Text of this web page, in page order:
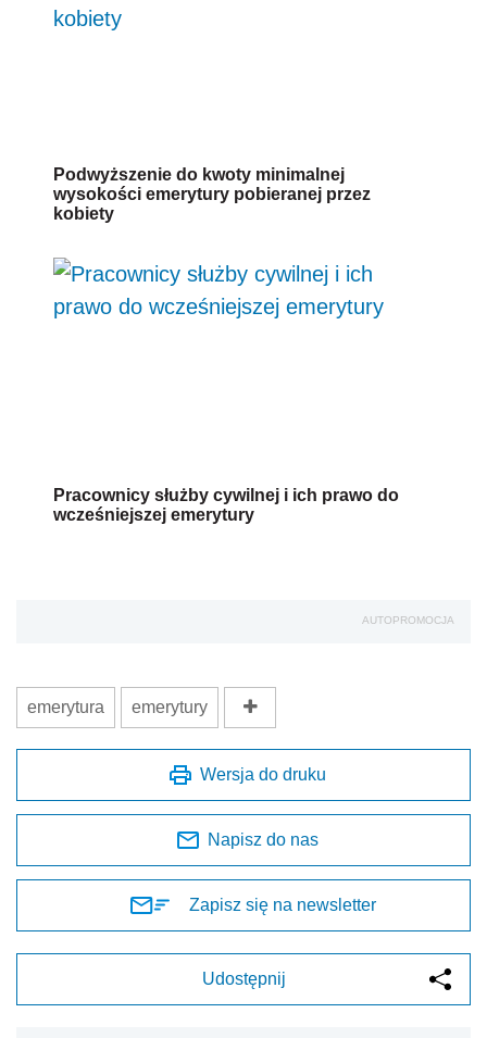
Podwyższenie do kwoty minimalnej
wysokości emerytury pobieranej przez
kobiety
Pracownicy służby cywilnej i ich prawo do
wcześniejszej emerytury
AUTOPROMOCJA
emerytura emerytury
Wersja do druku
Napisz do nas
Zapisz się na newsletter
Udostępnij